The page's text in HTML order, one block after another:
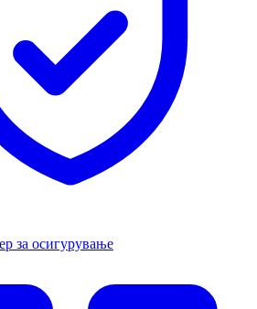
за осигурување